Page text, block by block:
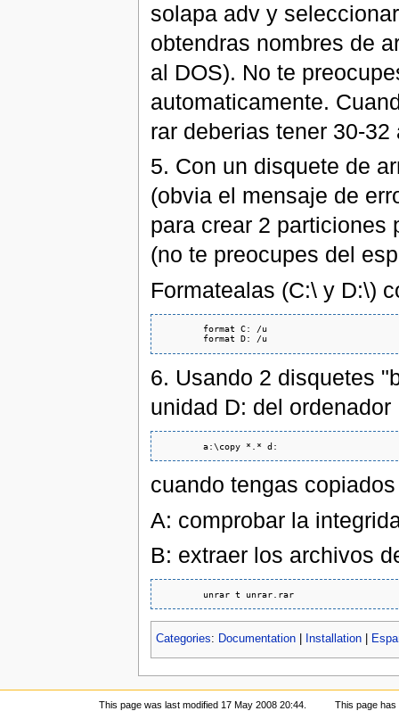
solapa adv y
obtendras nombres de
al DOS). No te
automaticamente.
rar deberias tener 30-
5. Con un disquete de
(obvia el mensaje de
para crear 2 particiones
(no te preocupes del
Formatealas (C:\ y D:\)
        format C: /u
        format D: /u
6. Usando 2 disquetes
unidad D: del ordenador
cuando tengas
A: comprobar la
B: extraer los archivos
        unrar t unrar.rar
Categories: Documentation| Installation|
This page was last modified 17 May 2008 20:44. This page